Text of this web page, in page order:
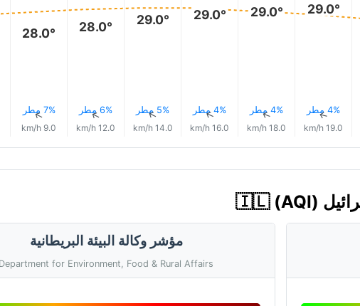
29.0°
4% مطر↑
19.0 km/h
29.0°
4% مطر↑
18.0 km/h
29.0°
4% مطر↑
16.0 km/h
29.0°
5% مطر↑
14.0 km/h
28.0°
6% مطر↑
12.0 km/h
28.0°
7% مطر↑
9.0 km/h
مؤشر وكالة البيئة البريطانية
Department for Environment, Food & Rural Affairs